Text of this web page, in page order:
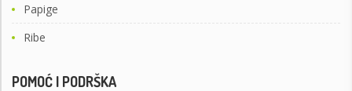
Papige
Ribe
POMOĆ I PODRŠKA